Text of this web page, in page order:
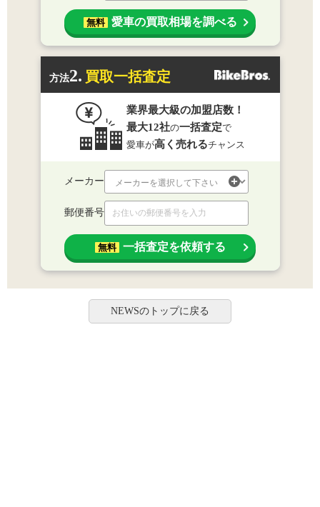
無料 愛車の買取相場を調べる
方法2. 買取一括査定
業界最大級の加盟店数！
最大12社の一括査定で
愛車が高く売れるチャンス
メーカー
郵便番号
無料 一括査定を依頼する
NEWSのトップに戻る